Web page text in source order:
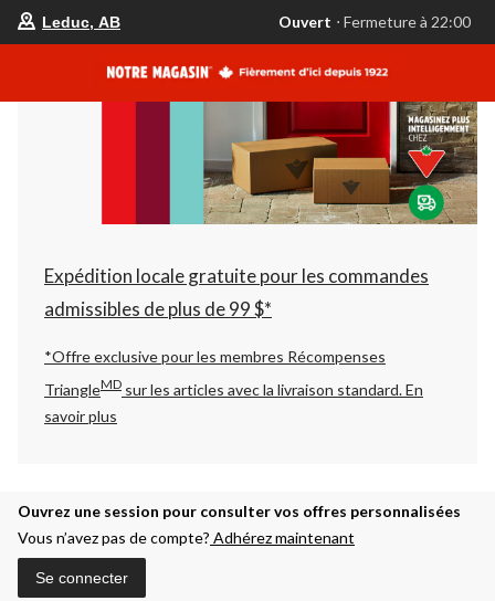
votre
est
AB,
Ouvert,
Fermeture
à
22:00
changer
Leduc, AB Ouvert ⋅ Fermeture à 22:00
Expédition locale gratuite pour les commandes
admissibles de plus de 99 $*
*Offre exclusive pour les membres Récompenses
TriangleMD sur les articles avec la livraison standard.En
savoir plus
Ouvrez une session pour consulter vos offres personnalisées
Vous n’avez pas de compte? Adhérez maintenant
Se connecter